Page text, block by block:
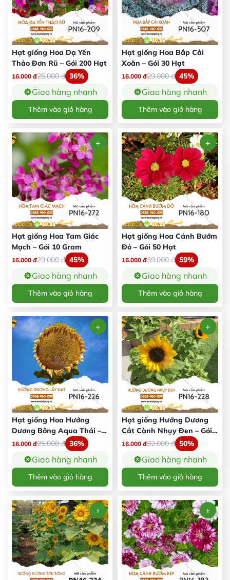
Hạt giống Hoa Dạ Yến
Thảo Đơn Rũ – Gói 200 Hạt
16.000 đ25.000đ 36%
Giao hàng nhanh
Thêm vào giỏ hàng
Hạt giống Hoa Bắp Cải
Xoăn – Gói 30 Hạt
16.000 đ29.000đ 45%
Giao hàng nhanh
Thêm vào giỏ hàng
Hạt giống Hoa Tam Giác
Mạch – Gói 10 Gram
16.000 đ29.000đ 45%
Giao hàng nhanh
Thêm vào giỏ hàng
Hạt giống Hoa Cánh Bướm
Đỏ – Gói 50 Hạt
16.000 đ39.000đ 59%
Giao hàng nhanh
Thêm vào giỏ hàng
Hạt giống Hoa Hướng
Dương Bông Aqua Thái –
Gói 30 Hạt
16.000 đ25.000đ 36%
Giao hàng nhanh
Thêm vào giỏ hàng
Hạt giống Hướng Dương
Cắt Cành Nhụy Đen – Gói 2
Gram
16.000 đ32.000đ 50%
Giao hàng nhanh
Thêm vào giỏ hàng